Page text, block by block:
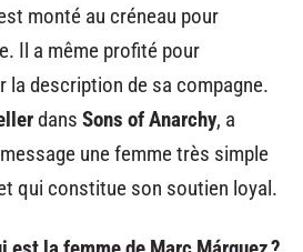
monté au créneau pour
Il a même profité pour
la description de sa compagne.
dans Sons of Anarchy, a
une femme très simple
qui constitue son soutien loyal.